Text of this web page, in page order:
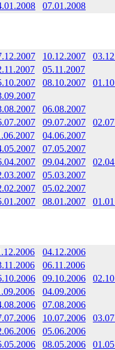
07.01.2008
10.12.2007
05.11.2007
08.10.2007
06.08.2007
09.07.2007
04.06.2007
07.05.2007
09.04.2007
05.03.2007
05.02.2007
08.01.2007
04.12.2006
06.11.2006
09.10.2006
04.09.2006
07.08.2006
10.07.2006
05.06.2006
08.05.2006